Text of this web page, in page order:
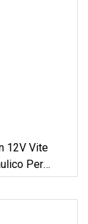
12V Vite
Per
Per Auto
Per